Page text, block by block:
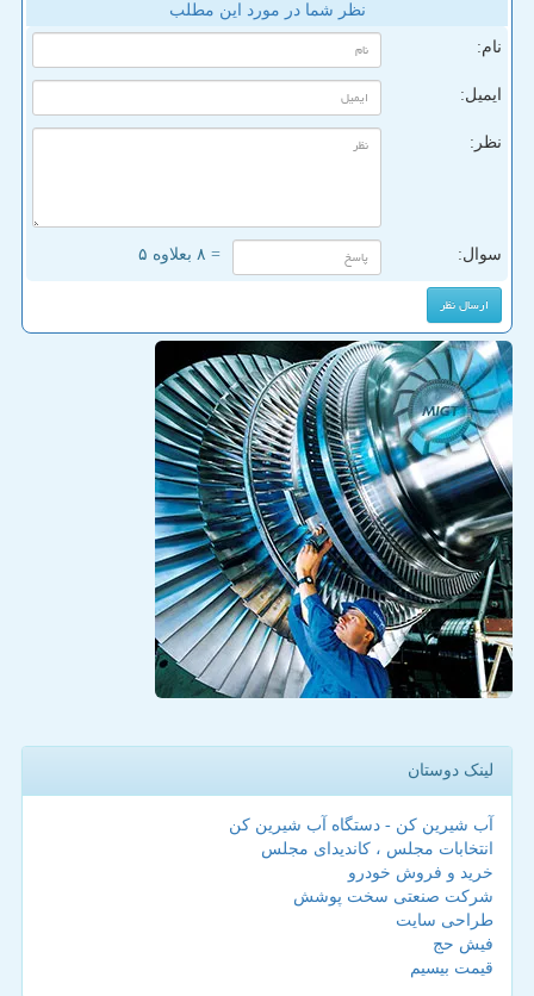
نظر شما در مورد این مطلب
نام:
ایمیل:
نظر:
سوال: = ۸ بعلاوه ۵
لینک دوستان
آب شیرین کن - دستگاه آب شیرین کن
انتخابات مجلس ، کاندیدای مجلس
خرید و فروش خودرو
شرکت صنعتی سخت پوشش
طراحی سایت
فیش حج
قیمت بیسیم